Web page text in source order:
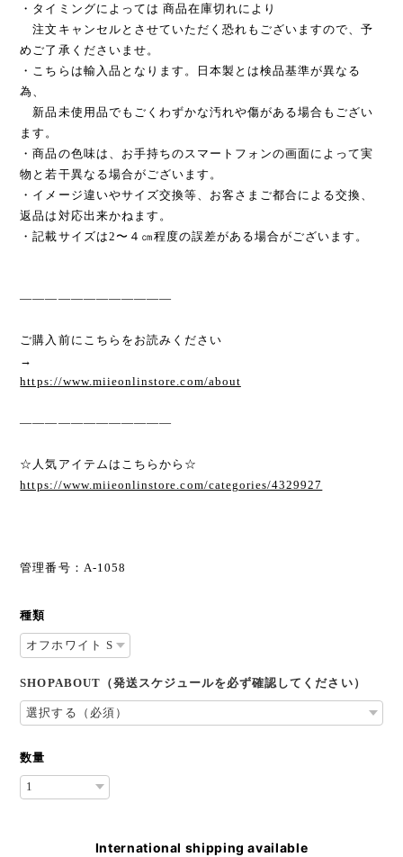
・タイミングによっては 商品在庫切れにより
注文キャンセルとさせていただく恐れもございますので、予
めご了承くださいませ。
・こちらは輸入品となります。日本製とは検品基準が異なる
為、
新品未使用品でもごくわずかな汚れや傷がある場合もござい
ます。
・商品の色味は、お手持ちのスマートフォンの画面によって実
物と若干異なる場合がございます。
・イメージ違いやサイズ交換等、お客さまご都合による交換、
返品は対応出来かねます。
・記載サイズは2〜４㎝程度の誤差がある場合がございます。
————————————
ご購入前にこちらをお読みください
→
https://www.miieonlinstore.com/about
————————————
☆人気アイテムはこちらから☆
https://www.miieonlinstore.com/categories/4329927
管理番号：A-1058
種類
SHOPABOUT（発送スケジュールを必ず確認してください）
数量
International shipping available